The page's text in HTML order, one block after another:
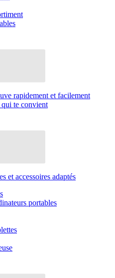
rapidement et facilement
qui te convient
et accessoires adaptés
portables